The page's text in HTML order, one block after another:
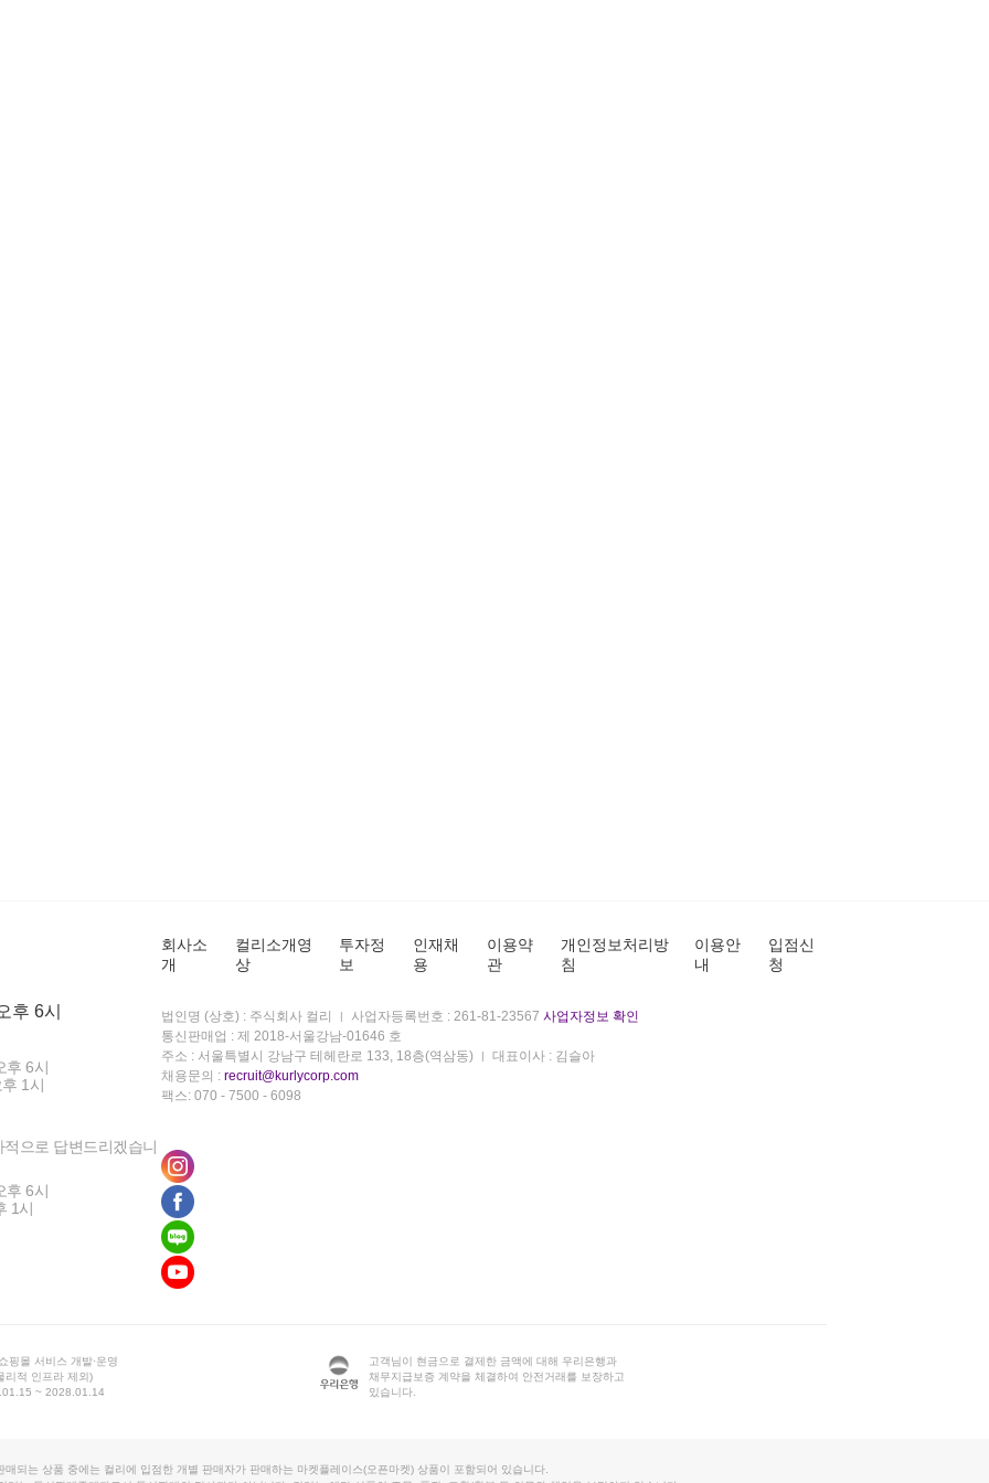
후 6시
후 6시
1시
으로 답변드리겠습니
후 6시
1시
회사소
개
컬리소개영
상
투자정
보
인재채
용
이용약
관
개인정보처리방
침
이용안
내
입점신
청
법인명 (상호) : 주식회사 컬리 사업자등록번호 : 261-81-23567 사업자정보 확인
통신판매업 : 제 2018-서울강남-01646 호
주소 : 서울특별시 강남구 테헤란로 133, 18층(역삼동)
대표이사 : 김슬아
채용문의 : recruit@kurlycorp.com
팩스: 070 - 7500 - 6098
핑몰 서비스 개발·운영
리적 인프라 제외)
~ 2028.01.14
고객님이 현금으로 결제한 금액에 대해 우리은행과
채무지급보증 계약을 체결하여 안전거래를 보장하고
있습니다.
매되는 상품 중에는 컬리에 입점한 개별 판매자가 판매하는 마켓플레이스(오픈마켓) 상품이 포함되어 있습니다.